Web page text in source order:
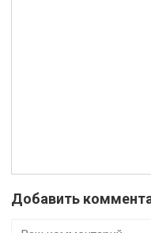
Добавить